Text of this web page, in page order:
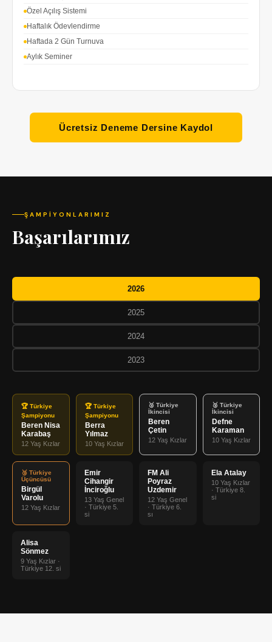
Özel Açılış Sistemi
Haftalık Ödevlendirme
Haftada 2 Gün Turnuva
Aylık Seminer
Ücretsiz Deneme Dersine Kaydol
ŞAMPIYONLARIMIZ
Başarılarımız
2026
2025
2024
2023
🏆 Türkiye
Şampiyonu
Beren Nisa
Karabaş
12 Yaş Kızlar
🏆 Türkiye
Şampiyonu
Berra
Yılmaz
10 Yaş Kızlar
🥈 Türkiye
İkincisi
Beren
Çetin
12 Yaş Kızlar
🥈 Türkiye
İkincisi
Defne
Karaman
10 Yaş Kızlar
🥉 Türkiye
Üçüncüsü
Birgül
Varolu
12 Yaş Kızlar
Emir
Cihangir
İnciroğlu
13 Yaş Genel
· Türkiye 5.
si
FM Ali
Poyraz
Uzdemir
12 Yaş Genel
· Türkiye 6.
sı
Ela Atalay
10 Yaş Kızlar
· Türkiye 8.
si
Alisa
Sönmez
9 Yaş Kızlar ·
Türkiye 12. si